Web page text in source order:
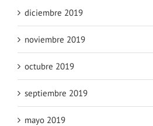
diciembre 2019
noviembre 2019
octubre 2019
septiembre 2019
mayo 2019